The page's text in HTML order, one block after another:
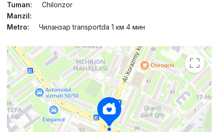
Tuman:
Chilonzor
Manzil:
Metro:
Чиланзар transportda 1 км 4 мин